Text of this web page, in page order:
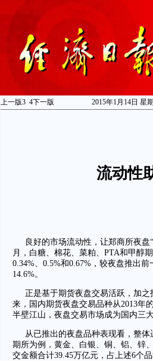
上一版3 4下一版 2015年1月14日 星期
流动性
良好的市场流动性，让郑商所夜
月，白糖、棉花、菜粕、PTA和甲醇
0.34%、0.5%和0.67%，较夜盘推出
14.6%。
正是基于期货夜盘交易活跃，加
来，国内期货夜盘交易品种从2013年
半壁江山，夜盘交易市场成为国内三
从已推出的夜盘品种表现看，整
期所为例，黄金、白银、铜、铝、锌
交金额合计39.45万亿元，占上述6个